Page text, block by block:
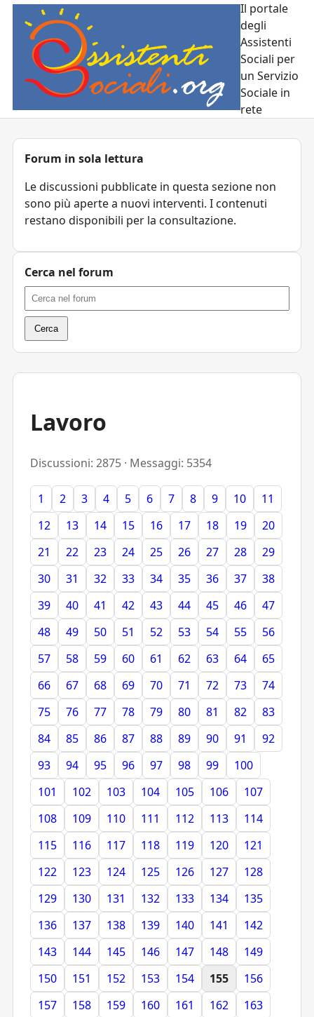
Il portale
degli
Assistenti
Sociali per
un Servizio
Sociale in
rete
Lavoro
Discussioni: 2875 · Messaggi: 5354
1 2 3 4 5 6 7 8 9 10
11
12
13 14 15 16 17 18 19
20
21
22 23 24 25 26 27 28
29
30
31 32 33 34 35 36 37
38
39
40 41 42 43 44 45 46
47
48
49 50 51 52 53 54 55
56
57
58 59 60 61 62 63 64
65
66
67 68 69 70 71 72 73
74
75
76 77 78 79 80 81 82
83
84
85 86 87 88 89 90 91
92
93
94 95 96 97 98 99
100
101
102 103 104 105 106
107
108
109 110 111 112 113
114
115
116 117 118 119 120
121
122
123 124 125 126 127
128
129
130 131 132 133 134
135
136
137 138 139 140 141
142
143
144 145 146 147 148
149
150
151 152 153 154 155
156
157
158 159 160 161 162
163
Forum in sola lettura
Le discussioni pubblicate in questa sezione non
sono più aperte a nuovi interventi. I contenuti
restano disponibili per la consultazione.
Cerca nel forum
Cerca